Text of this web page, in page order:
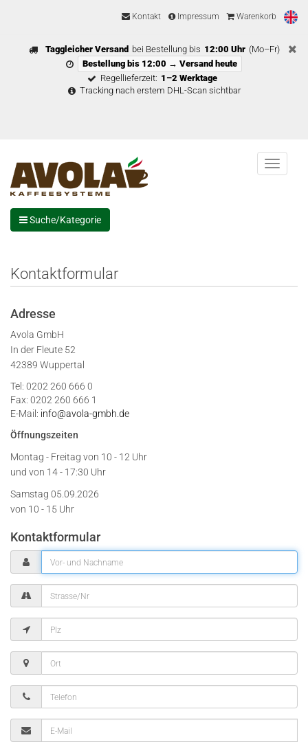
Kontakt Impressum Warenkorb
Taggleicher Versand bei Bestellung bis 12:00 Uhr (Mo–Fr)
Bestellung bis 12:00 → Versand heute
Regellieferzeit: 1–2 Werktage
Tracking nach erstem DHL-Scan sichtbar
Menu
Suche/Kategorie
Kontaktformular
Adresse
Avola GmbH
In der Fleute 52
42389 Wuppertal
Tel: 0202 260 666 0
Fax: 0202 260 666 1
E-Mail: info@avola-gmbh.de
Öffnungszeiten
Montag - Freitag von 10 - 12 Uhr
und von 14 - 17:30 Uhr
Samstag 05.09.2026
von 10 - 15 Uhr
Kontaktformular